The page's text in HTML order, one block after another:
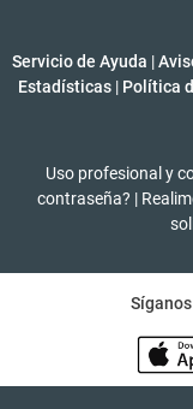
Servicio de Ayuda |
Estadísticas | Política
Uso profesional y
contraseña? |